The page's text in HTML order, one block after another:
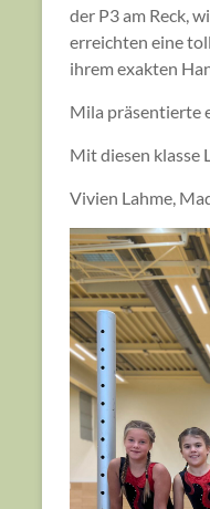
der P3 am Reck,
erreichten eine
ihrem exakten
Mila präsentierte
Mit diesen klasse
Vivien Lahme,